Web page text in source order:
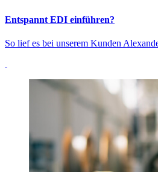
Entspannt EDI einführen?
So lief es bei unserem Kunden